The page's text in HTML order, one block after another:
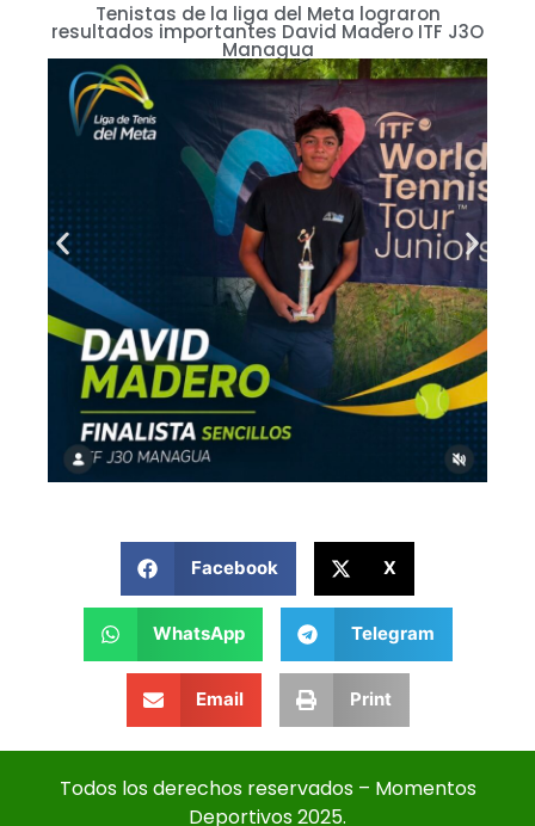
Tenistas de la liga del Meta lograron
resultados importantes David Madero ITF J3O
Managua
Facebook X
WhatsApp Telegram
Email Print
Todos los derechos reservados – Momentos
Deportivos 2025.